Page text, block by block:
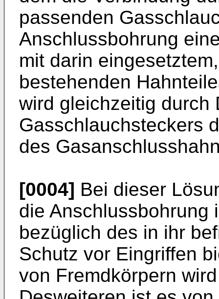
passenden
Anschlussbohrung
mit darin
bestehenden
wird gleichzeitig durch
Gasschlauchsteckers
des
[0004] Bei dieser
die Anschlussbohrung
bezüglich des in ihr
Schutz vor Eingriffen
von Fremdkörpern